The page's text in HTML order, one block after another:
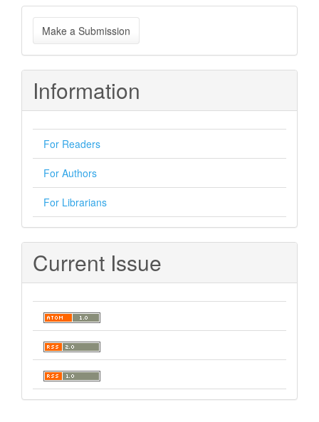
Make
a
Submission
Make a Submission
Information
For Readers
For Authors
For Librarians
Current Issue